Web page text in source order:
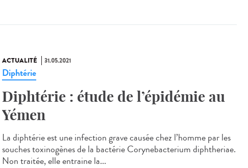
ACTUALITÉ 31.05.2021
Diphtérie
Diphtérie : étude de l’épidémie au
Yémen
La diphtérie est une infection grave causée chez l’homme par les
souches toxinogènes de la bactérie Corynebacterium diphtheriae.
Non traitée, elle entraine la...